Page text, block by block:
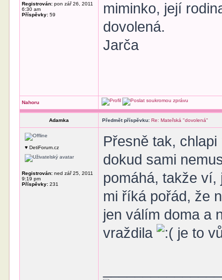
Registrován: pon zář 26, 2011
6:30 am
Příspěvky: 59
miminko, její
dovolená.
Jarča
Nahoru
Adamka Předmět příspěvku: Re: Mateřská "dovolená"
♥ DetiForum.cz
Registrován: ned zář 25, 2011
9:19 pm
Příspěvky: 231
Přesně tak,
dokud sami
pomáhá, takže ví,
mi říká pořád, že
jen válím doma a
vraždila
je to